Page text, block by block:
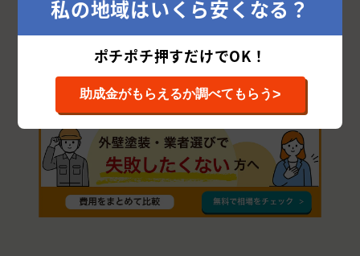
美方郡
私の地域はいくら安くなる？
ポチポチ押すだけでOK！
助成金がもらえるか調べてもらう>